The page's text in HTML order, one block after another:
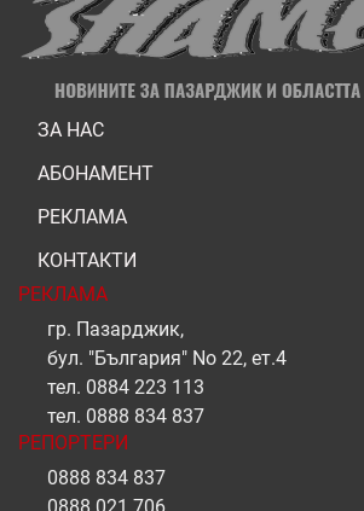
ЗА НАС
АБОНАМЕНТ
РЕКЛАМА
КОНТАКТИ
РЕКЛАМА
гр. Пазарджик,
бул. "България" No 22, ет.4
тел. 0884 223 113
тел. 0888 834 837
РЕПОРТЕРИ
0888 834 837